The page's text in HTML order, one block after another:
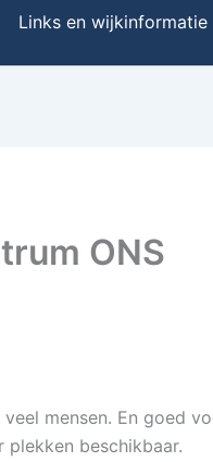
Links en wijkinformatie
ONS
mensen. En goed
beschikbaar.